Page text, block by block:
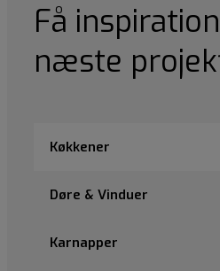
Få
næste
Køkkener
Døre & Vinduer
Karnapper